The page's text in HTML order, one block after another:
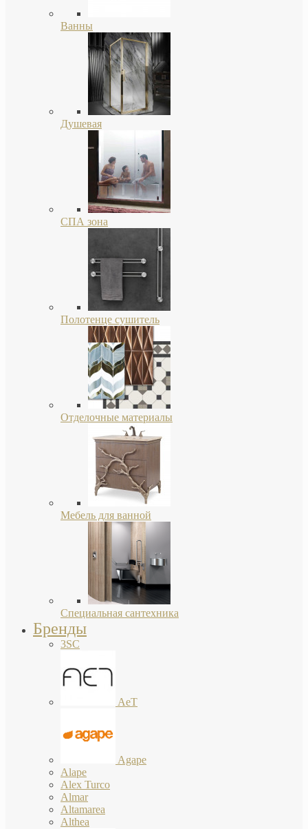
Ванны
Душевая
СПА зона
Полотенце сушитель
Отделочные материалы
Мебель для ванной
Специальная сантехника
Бренды
3SC
AeT
Agape
Alape
Alex Turco
Almar
Altamarea
Althea